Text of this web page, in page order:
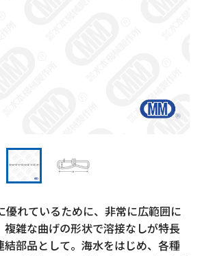
優れているために、非常に広範囲に
複雑な曲げの形状で溶接なしが特長
結部品として。海水をはじめ、各種